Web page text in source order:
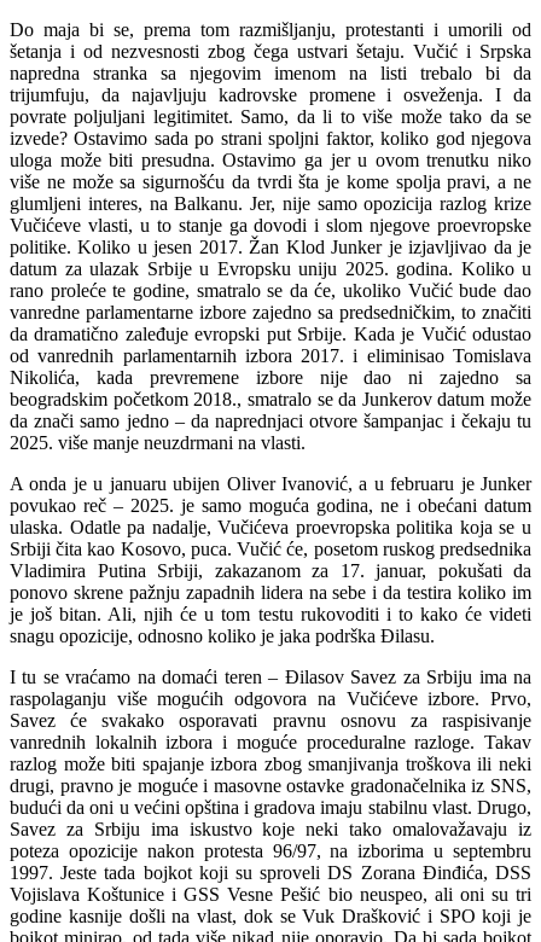
Do maja bi se, prema tom razmišljanju, protestanti i umorili od
šetanja i od nezvesnosti zbog čega ustvari šetaju. Vučić i Srpska
napredna stranka sa njegovim imenom na listi trebalo bi da
trijumfuju, da najavljuju kadrovske promene i osveženja. I da
povrate poljuljani legitimitet. Samo, da li to više može tako da se
izvede? Ostavimo sada po strani spoljni faktor, koliko god njegova
uloga može biti presudna. Ostavimo ga jer u ovom trenutku niko
više ne može sa sigurnošću da tvrdi šta je kome spolja pravi, a ne
glumljeni interes, na Balkanu. Jer, nije samo opozicija razlog krize
Vučićeve vlasti, u to stanje ga dovodi i slom njegove proevropske
politike. Koliko u jesen 2017. Žan Klod Junker je izjavljivao da je
datum za ulazak Srbije u Evropsku uniju 2025. godina. Koliko u
rano proleće te godine, smatralo se da će, ukoliko Vučić bude dao
vanredne parlamentarne izbore zajedno sa predsedničkim, to značiti
da dramatično zaleđuje evropski put Srbije. Kada je Vučić odustao
od vanrednih parlamentarnih izbora 2017. i eliminisao Tomislava
Nikolića, kada prevremene izbore nije dao ni zajedno sa
beogradskim početkom 2018., smatralo se da Junkerov datum može
da znači samo jedno – da naprednjaci otvore šampanjac i čekaju tu
2025. više manje neuzdrmani na vlasti.
A onda je u januaru ubijen Oliver Ivanović, a u februaru je Junker
povukao reč – 2025. je samo moguća godina, ne i obećani datum
ulaska. Odatle pa nadalje, Vučićeva proevropska politika koja se u
Srbiji čita kao Kosovo, puca. Vučić će, posetom ruskog predsednika
Vladimira Putina Srbiji, zakazanom za 17. januar, pokušati da
ponovo skrene pažnju zapadnih lidera na sebe i da testira koliko im
je još bitan. Ali, njih će u tom testu rukovoditi i to kako će videti
snagu opozicije, odnosno koliko je jaka podrška Đilasu.
I tu se vraćamo na domaći teren – Đilasov Savez za Srbiju ima na
raspolaganju više mogućih odgovora na Vučićeve izbore. Prvo,
Savez će svakako osporavati pravnu osnovu za raspisivanje
vanrednih lokalnih izbora i moguće proceduralne razloge. Takav
razlog može biti spajanje izbora zbog smanjivanja troškova ili neki
drugi, pravno je moguće i masovne ostavke gradonačelnika iz SNS,
budući da oni u većini opština i gradova imaju stabilnu vlast. Drugo,
Savez za Srbiju ima iskustvo koje neki tako omalovažavaju iz
poteza opozicije nakon protesta 96/97, na izborima u septembru
1997. Jeste tada bojkot koji su sproveli DS Zorana Đinđića, DSS
Vojislava Koštunice i GSS Vesne Pešić bio neuspeo, ali oni su tri
godine kasnije došli na vlast, dok se Vuk Drašković i SPO koji je
bojkot minirao, od tada više nikad nije oporavio. Da bi sada bojkot